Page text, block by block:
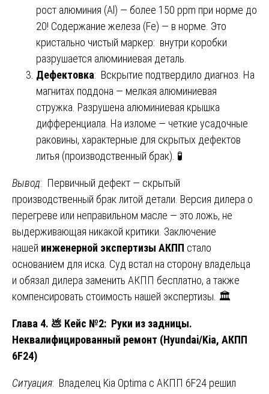
рост алюминия (Al) — более 150 ppm при норме до
20! Содержание железа (Fe) — в норме. Это
кристально чистый маркер: внутри коробки
разрушается алюминиевая деталь.
Дефектовка: Вскрытие подтвердило диагноз. На
магнитах поддона — мелкая алюминиевая
стружка. Разрушена алюминиевая крышка
дифференциала. На изломе — четкие усадочные
раковины, характерные для скрытых дефектов
литья (производственный брак). 🧪
Вывод: Первичный дефект — скрытый
производственный брак литой детали. Версия дилера о
перегреве или неправильном масле — это ложь, не
выдерживающая никакой критики. Заключение
нашей инженерной экспертизы АКПП стало
основанием для иска. Суд встал на сторону владельца
и обязал дилера заменить АКПП бесплатно, а также
компенсировать стоимость нашей экспертизы. 🏛️
Глава 4. 💩 Кейс №2: Руки из задницы.
Неквалифицированный ремонт (Hyundai/Kia, АКПП
6F24)
Ситуация: Владелец Kia Optima с АКПП 6F24 решил